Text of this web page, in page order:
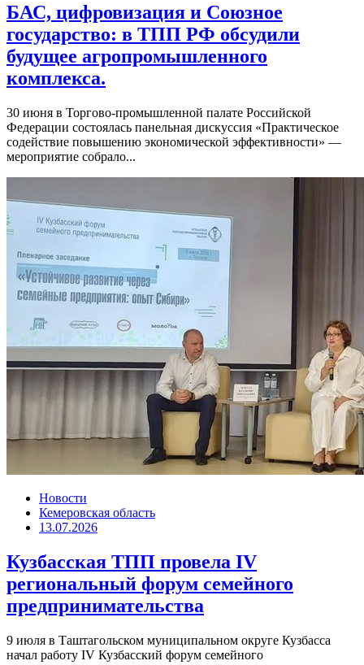
БАС, цифровизация и Союзное
государство: в ТПП РФ обсудили
будущее агропромышленного
комплекса.
30 июня в Торгово-промышленной палате Российской
Федерации состоялась панельная дискуссия «Практическое
содействие повышению экономической эффективности» —
мероприятие собрало...
Новости
Кемеровская область
13.07.2026
Кузбасская ТПП провела IV
региональный форум семейного
предпринимательства
9 июля в Таштагольском муниципальном округе Кузбасса
начал работу IV Кузбасский форум семейного